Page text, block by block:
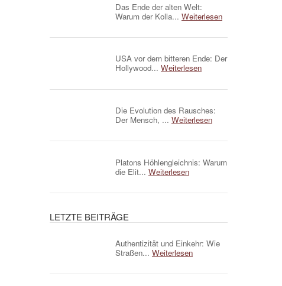
Das Ende der alten Welt:
Warum der Kolla... Weiterlesen
USA vor dem bitteren Ende: Der
Hollywood... Weiterlesen
Die Evolution des Rausches:
Der Mensch, ... Weiterlesen
Platons Höhlengleichnis: Warum
die Elit... Weiterlesen
LETZTE BEITRÄGE
Authentizität und Einkehr: Wie
Straßen... Weiterlesen